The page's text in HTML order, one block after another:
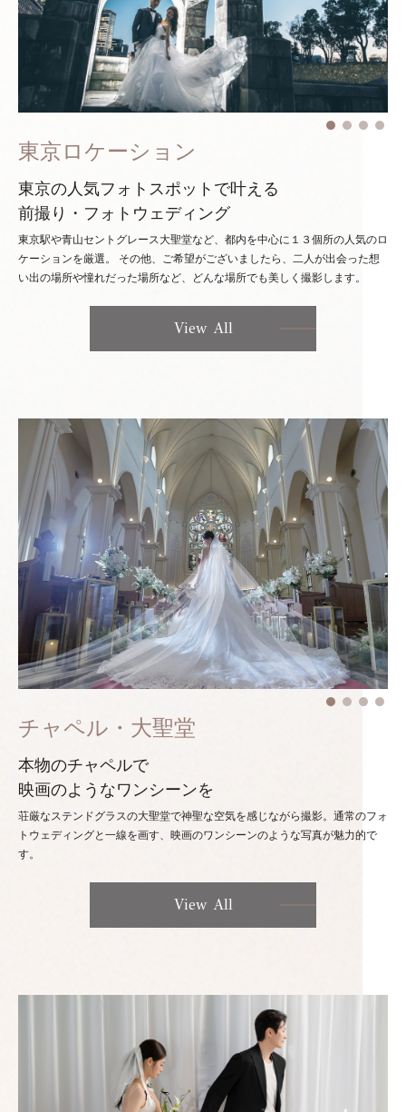
東京ロケーション
東京の人気フォトスポットで叶える
前撮り・フォトウェディング
東京駅や青山セントグレース大聖堂など、都内を中心に１３個所の人気のロ
ケーションを厳選。 その他、ご希望がございましたら、二人が出会った想
い出の場所や憧れだった場所など、どんな場所でも美しく撮影します。
View All
チャペル・大聖堂
本物のチャペルで
映画のようなワンシーンを
荘厳なステンドグラスの大聖堂で神聖な空気を感じながら撮影。通常のフォ
トウェディングと一線を画す、映画のワンシーンのような写真が魅力的で
す。
View All